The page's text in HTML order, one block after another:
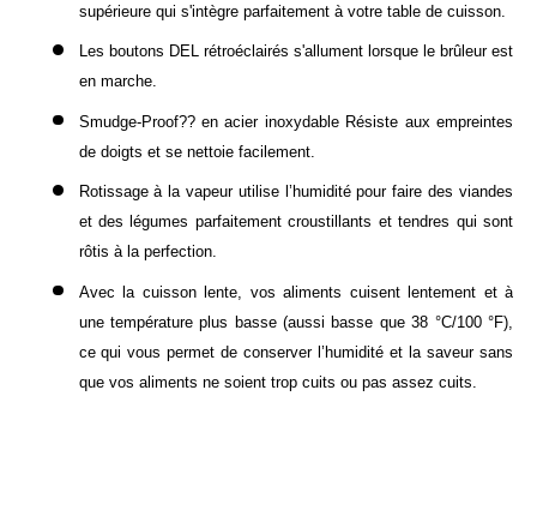
supérieure qui s'intègre parfaitement à votre table de cuisson.
Les boutons DEL rétroéclairés s'allument lorsque le brûleur est
en marche.
Smudge-Proof?? en acier inoxydable Résiste aux empreintes
de doigts et se nettoie facilement.
Rotissage à la vapeur utilise l’humidité pour faire des viandes
et des légumes parfaitement croustillants et tendres qui sont
rôtis à la perfection.
Avec la cuisson lente, vos aliments cuisent lentement et à
une température plus basse (aussi basse que 38 °C/100 °F),
ce qui vous permet de conserver l’humidité et la saveur sans
que vos aliments ne soient trop cuits ou pas assez cuits.